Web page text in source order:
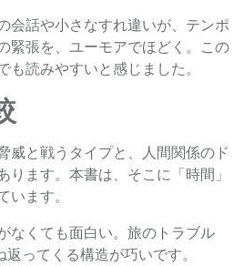
会話や小さなすれ違いが、テンポ
緊張を、ユーモアでほどく。この
読みやすいと感じました。
威と戦うタイプと、人間関係のド
ります。本書は、そこに「時間」
ます。
なくても面白い。旅のトラブル
ってくる構造が巧いです。